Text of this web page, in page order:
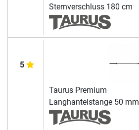
Sternverschluss 180 cm
5
Taurus Premium
Langhantelstange 50 mm